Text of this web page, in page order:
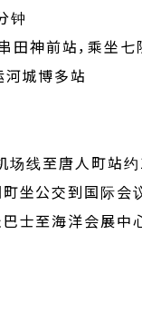
钟
田神前站，乘坐
城博多站
线至唐人町站约
公交到国际会
士至海洋会展中